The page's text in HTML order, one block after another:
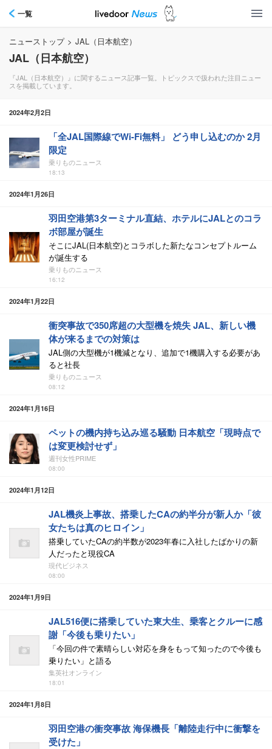
一覧
ニューストップ > JAL（日本航空）
JAL（日本航空）
『JAL（日本航空）』に関するニュース記事一覧。トピックスで扱われた注目ニュー
スを掲載しています。
2024年2月2日
「全JAL国際線でWi-Fi無料」 どう申し込むのか 2月
限定
乗りものニュース
18:13
2024年1月26日
羽田空港第3ターミナル直結、ホテルにJALとのコラ
ボ部屋が誕生
そこにJAL(日本航空)とコラボした新たなコンセプトルーム
が誕生する
乗りものニュース
16:12
2024年1月22日
衝突事故で350席超の大型機を焼失 JAL、新しい機
体が来るまでの対策は
JAL側の大型機が1機減となり、追加で1機購入する必要があ
ると社長
乗りものニュース
08:12
2024年1月16日
ペットの機内持ち込み巡る騒動 日本航空「現時点で
は変更検討せず」
週刊女性PRIME
08:00
2024年1月12日
JAL機炎上事故、搭乗したCAの約半分が新人か「彼
女たちは真のヒロイン」
搭乗していたCAの約半数が2023年春に入社したばかりの新
人だったと現役CA
現代ビジネス
08:00
2024年1月9日
JAL516便に搭乗していた東大生、乗客とクルーに感
謝「今後も乗りたい」
「今回の件で素晴らしい対応を身をもって知ったので今後も
乗りたい」と語る
集英社オンライン
18:01
2024年1月8日
羽田空港の衝突事故 海保機長「離陸走行中に衝撃を
受けた」